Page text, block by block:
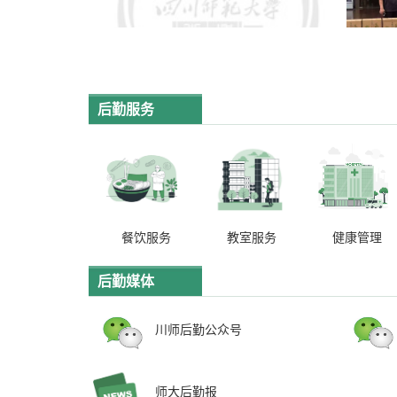
后勤服务
餐饮服务 教室服务 健康管理
后勤媒体
川师后勤公众号
师大后勤报